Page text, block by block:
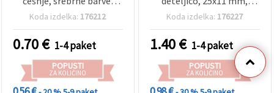
15x17x6 mm, luknja: 2 mm
Koda izdelka: 176212
0.70€ 1-4 paket
POPUSTI
ZA KOLIČINO
luknja 2 mm, srebrna
Koda izdelka: 176227
1.40€ 1-4 paket
POPUSTI
ZA KOLIČINO